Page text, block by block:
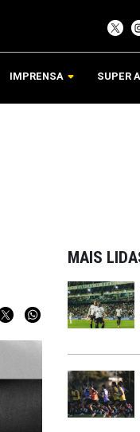
IMPRENSA SUPER
MAIS